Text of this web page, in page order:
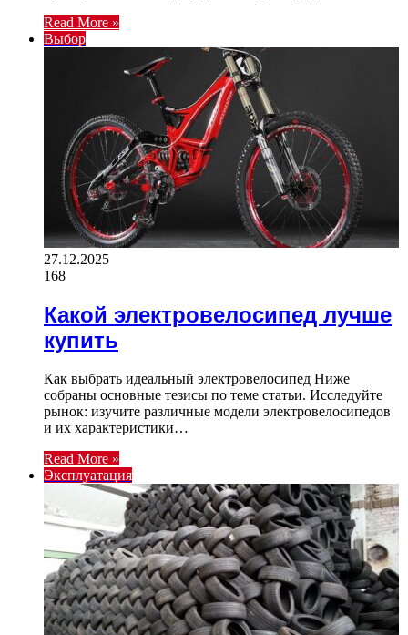
Read More »
Выбор
27.12.2025
168
Какой электровелосипед лучше
купить
Как выбрать идеальный электровелосипед Ниже
собраны основные тезисы по теме статьи. Исследуйте
рынок: изучите различные модели электровелосипедов
и их характеристики…
Read More »
Эксплуатация